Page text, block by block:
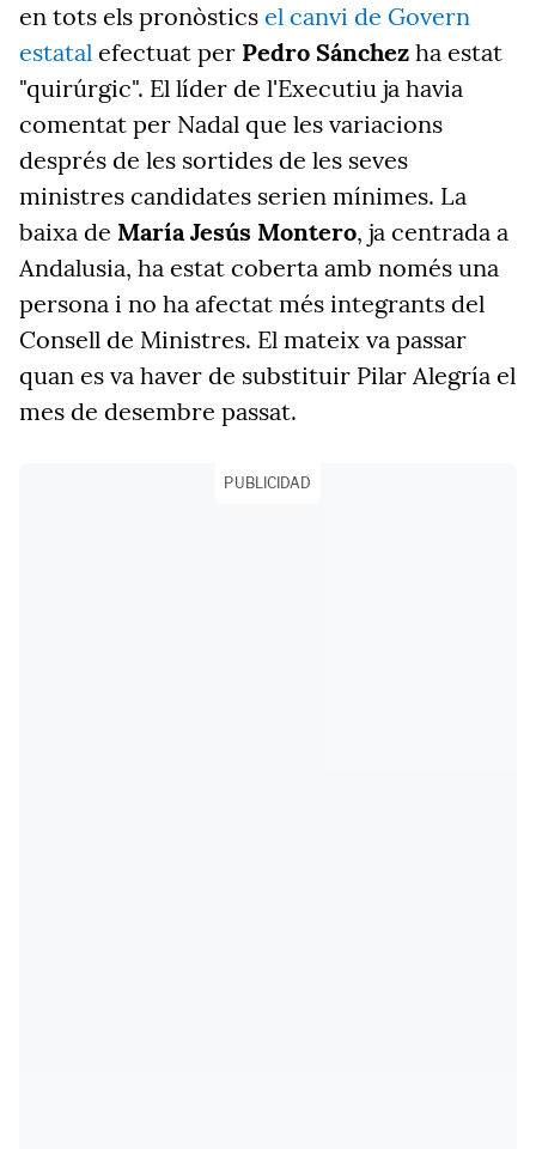
en tots els pronòstics el canvi de Govern
estatal efectuat per Pedro Sánchez ha estat
"quirúrgic". El líder de l'Executiu ja havia
comentat per Nadal que les variacions
després de les sortides de les seves
ministres candidates serien mínimes. La
baixa de María Jesús Montero, ja centrada a
Andalusia, ha estat coberta amb només una
persona i no ha afectat més integrants del
Consell de Ministres. El mateix va passar
quan es va haver de substituir Pilar Alegría el
mes de desembre passat.
PUBLICIDAD